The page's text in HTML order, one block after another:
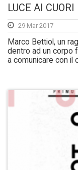
LUCE AI
29 Mar 2017
Marco Bettiol, un
dentro ad un corpo
a comunicare con il